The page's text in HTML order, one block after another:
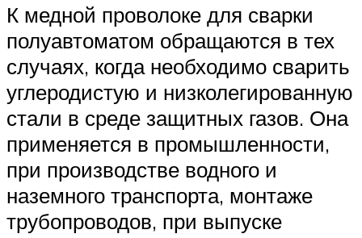
К медной проволоке для сварки
полуавтоматом обращаются в тех
случаях, когда необходимо сварить
углеродистую и низколегированную
стали в среде защитных газов. Она
применяется в промышленности,
при производстве водного и
наземного транспорта, монтаже
трубопроводов, при выпуске